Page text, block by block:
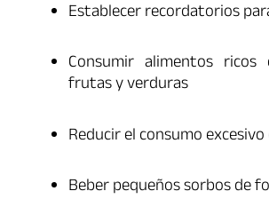
Establecer recordatorios
Consumir alimentos ricos
frutas y verduras
Reducir el consumo
Beber pequeños sorbos de